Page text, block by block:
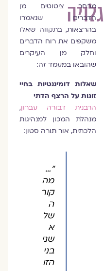
גלויה
מבחר ציטוטים מן
הדברים שנאמרו
בהרצאות, בתקווה שאלו
משקפים את רוח הדברים
וחלק מן העיקרים
שהובאו במעמד זה:
שאלות דומיננטיות בחיי
זוגות על הרצף הדתי
הרבנית דבורה עברון,
מנהלת המכון למנהיגות
הלכתית, אור תורה סטון:
"…
מה
קור
ה
של
א
שני
בני
הזו